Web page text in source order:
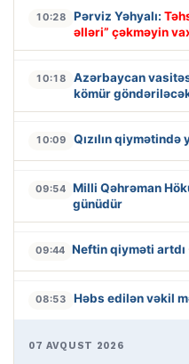
10:28 Pərviz Yəhyalı:
əlləri” çəkməyin
10:18
Azərbaycan
kömür
10:09 Qızılın qiymətində
09:54 Milli Qəhrəman
günüdür
09:44 Neftin qiyməti artdı
08:53 Həbs edilən vəkil
07 AVQUST 2026